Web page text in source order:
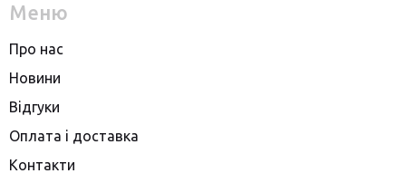
Меню
Про нас
Новини
Вiдгуки
Оплата i доставка
Контакти